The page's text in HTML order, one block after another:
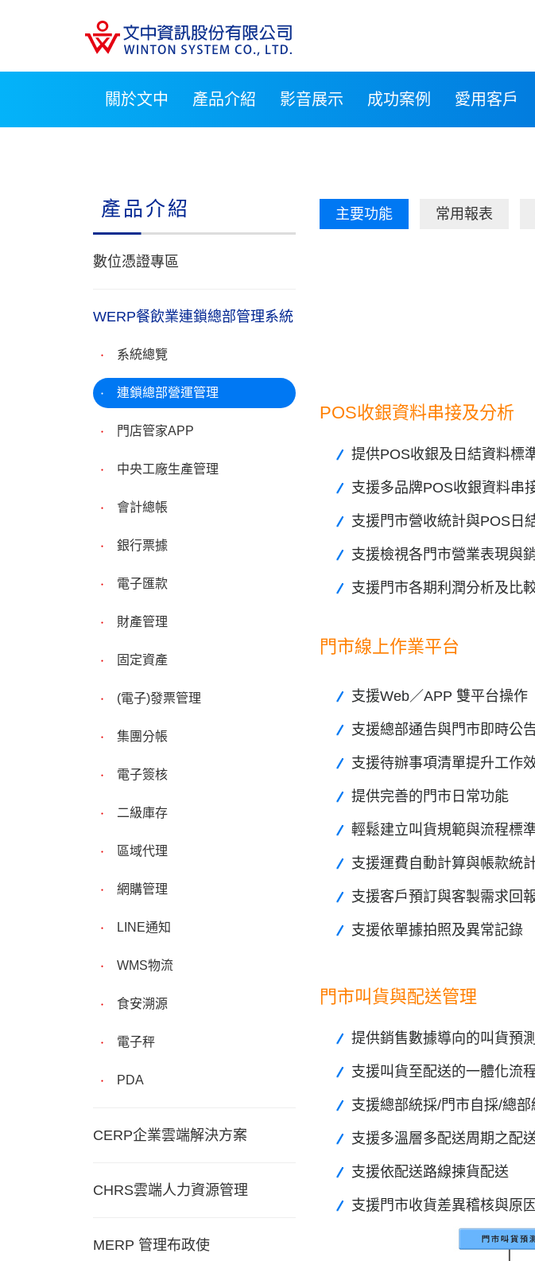
關於文中 產品介紹 影音展示 成功案例 愛用客戶
產品介紹
數位憑證專區
WERP餐飲業連鎖總部管理系統
系統總覽
連鎖總部營運管理
門店管家APP
中央工廠生產管理
會計總帳
銀行票據
電子匯款
財產管理
固定資產
(電子)發票管理
集團分帳
電子簽核
二級庫存
區域代理
網購管理
LINE通知
WMS物流
食安溯源
電子秤
PDA
CERP企業雲端解決方案
CHRS雲端人力資源管理
MERP 管理布政使
主要功能 常用報表
POS收銀資料串接及分析
提供POS收銀及日結資料標
支援多品牌POS收銀資料串
支援門市營收統計與POS日
支援檢視各門市營業表現與
支援門市各期利潤分析及比
門市線上作業平台
支援Web／APP 雙平台操作
支援總部通告與門市即時公
支援待辦事項清單提升工作
提供完善的門市日常功能
輕鬆建立叫貨規範與流程標
支援運費自動計算與帳款統
支援客戶預訂與客製需求回
支援依單據拍照及異常記錄
門市叫貨與配送管理
提供銷售數據導向的叫貨預測
支援叫貨至配送的一體化流
支援總部統採/門市自採/總
支援多溫層多配送周期之配
支援依配送路線揀貨配送
支援門市收貨差異稽核與原